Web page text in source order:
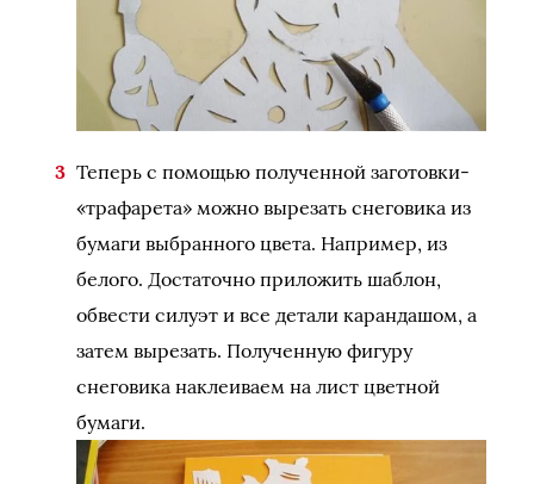
Теперь с помощью полученной заготовки-
«трафарета» можно вырезать снеговика из
бумаги выбранного цвета. Например, из
белого. Достаточно приложить шаблон,
обвести силуэт и все детали карандашом, а
затем вырезать. Полученную фигуру
снеговика наклеиваем на лист цветной
бумаги.